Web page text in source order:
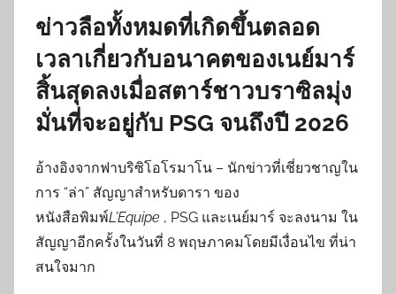
ข่าวลือทั้งหมดที่เกิดขึ้นตลอด
เวลาเกี่ยวกับอนาคตของเนย์มาร์
สิ้นสุดลงเมื่อสตาร์ชาวบราซิลมุ่ง
มั่นที่จะอยู่กับ PSG จนถึงปี 2026
อ้างอิงจากฟาบริซิโอโรมาโน – นักข่าวที่เชี่ยวชาญใน
การ “ล่า” สัญญาสำหรับดารา ของ
หนังสือพิมพ์L’Equipe , PSG และเนย์มาร์ จะลงนาม ใน
สัญญาอีกครั้งในวันที่ 8 พฤษภาคมโดยมีเงื่อนไข ที่น่า
สนใจมาก